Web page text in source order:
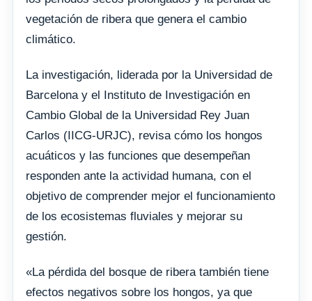
vegetación de ribera que genera el cambio
climático.
La investigación, liderada por la Universidad de
Barcelona y el Instituto de Investigación en
Cambio Global de la Universidad Rey Juan
Carlos (IICG-URJC), revisa cómo los hongos
acuáticos y las funciones que desempeñan
responden ante la actividad humana, con el
objetivo de comprender mejor el funcionamiento
de los ecosistemas fluviales y mejorar su
gestión.
«La pérdida del bosque de ribera también tiene
efectos negativos sobre los hongos, ya que